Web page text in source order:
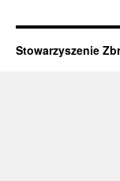
Stowarzyszenie